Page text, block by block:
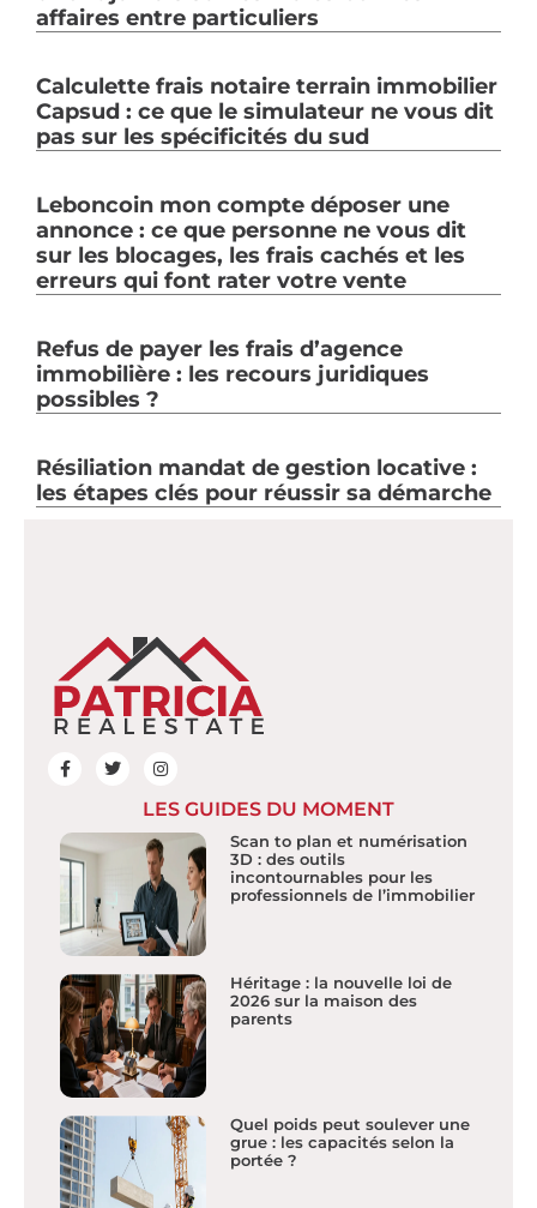
affaires entre particuliers
Calculette frais notaire terrain immobilier
Capsud : ce que le simulateur ne vous dit
pas sur les spécificités du sud
Leboncoin mon compte déposer une
annonce : ce que personne ne vous dit
sur les blocages, les frais cachés et les
erreurs qui font rater votre vente
Refus de payer les frais d’agence
immobilière : les recours juridiques
possibles ?
Résiliation mandat de gestion locative :
les étapes clés pour réussir sa démarche
LES GUIDES DU MOMENT
Scan to plan et numérisation
3D : des outils
incontournables pour les
professionnels de l’immobilier
Héritage : la nouvelle loi de
2026 sur la maison des
parents
Quel poids peut soulever une
grue : les capacités selon la
portée ?